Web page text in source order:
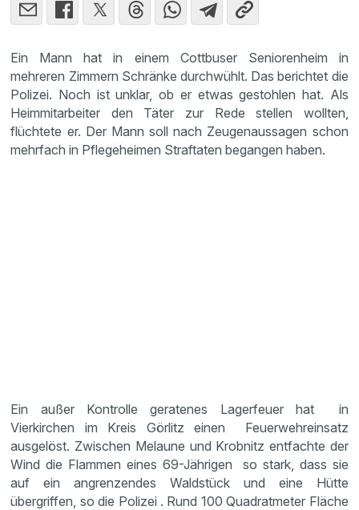
Ein Mann hat in einem Cottbuser Seniorenheim in
mehreren Zimmern Schränke durchwühlt. Das berichtet die
Polizei. Noch ist unklar, ob er etwas gestohlen hat. Als
Heimmitarbeiter den Täter zur Rede stellen wollten,
flüchtete er. Der Mann soll nach Zeugenaussagen schon
mehrfach in Pflegeheimen Straftaten begangen haben.
Ein außer Kontrolle geratenes Lagerfeuer hat in
Vierkirchen im Kreis Görlitz einen Feuerwehreinsatz
ausgelöst. Zwischen Melaune und Krobnitz entfachte der
Wind die Flammen eines 69-Jährigen so stark, dass sie
auf ein angrenzendes Waldstück und eine Hütte
übergriffen, so die Polizei . Rund 100 Quadratmeter Fläche